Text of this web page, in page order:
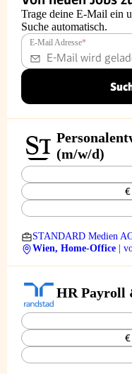
Trage deine E-Mail ein
Suche automatisch.
E-Mail Adresse*
(m/w/d)
STANDARD Medien
Wien, Home-Office
|
HR Payroll